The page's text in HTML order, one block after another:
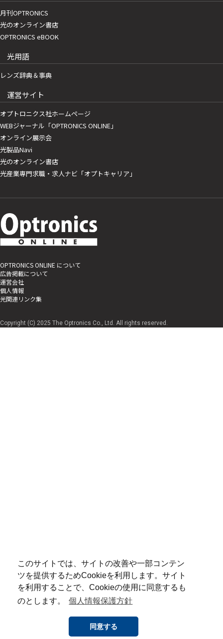
このサイトでは、サイトの改善や一部コンテン
ツを提供するためCookieを利用します。サイト
を利用することで、Cookieの使用に同意するも
のとします。
個人情報保護方針
同意する
月刊OPTRONICS
光のオンライン書店
OPTRONICS eBOOK
光用語
レンズ辞典＆事典
運営サイト
オプトロニクス社ホームページ
WEBジャーナル「OPTRONICS ONLINE」
オンライン展示会
光製品Navi
光のオンライン書店
光産業専門求職・求人ナビ「オプトキャリア」
OPTRONICS ONLINE について
広告掲載について
運営会社
個人情報
光関連リンク集
Copyright (C) 2025 The Optronics Co., Ltd. All rights reserved.